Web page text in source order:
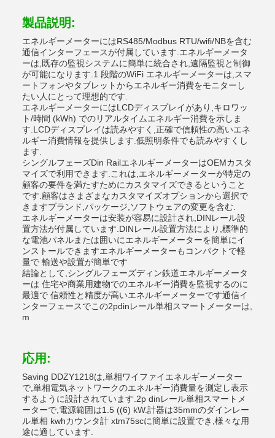
製品説明:
エネルギーメーターにはRS485/Modbus RTU/wifi/NBを含む
通信インターフェースが付属しています.エネルギーメータ
ーは,既存の監視システムに簡単に統合され,遠隔監視と制御
が可能になります.1 段階のWiFi エネルギーメーターは,スマ
ートフォンやタブレットからエネルギー消費をモニターし
たい人にとって理想的です.
エネルギーメーターにはLCDディスプレイがあり,キロワッ
ト/時間 (kWh) でのリアルタイムエネルギー消費を示しま
す.LCDディスプレイは読みやすく,正確で信頼性の高いエネ
ルギー消費情報を提供します.低照明条件でも読みやすくし
ます.
シングルフェーズDin RailエネルギーメーターはOEMカスタ
マイズで利用できます.これは,エネルギーメーターが特定の
顧客の要件を満たすためにカスタマイズできるということ
です.顧客はさまざまなカスタマイズオプションから選択で
きますブランド,パッケージ,ソフトウェアの変更を含む.
エネルギーメーターは安装が容易に設計され,DINレール設
置方法が付属しています.DINレール設置方法により,標準的
な電池パネルまたは囲いにエネルギーメーターを簡単にイ
ンストールできますエネルギーメーターもコンパクトで軽
量で 輸送や設置が簡単です
結論として,シングルフェーズディン鉄道エネルギーメータ
ーは 住宅や商業用建物でのエネルギー消費を監視するのに
最適で 信頼性と精度が高いエネルギーメーターです通信イ
ンターフェースでこの2pdinレール単相スマートメーターは,
m
応用:
Saving DDZY1218は,単相ワイファイエネルギーメーター
で,単相電気ネットワークのエネルギー消費量を測定し表示
するように設計されています.2p dinレール単相スマートメ
ーターで,電源範囲は1.5 ((6) kW.計器は35mmのダインレー
ル単相 kwhカウンタ計 xtm75scに簡単に設置でき,様々な用
途に適しています.